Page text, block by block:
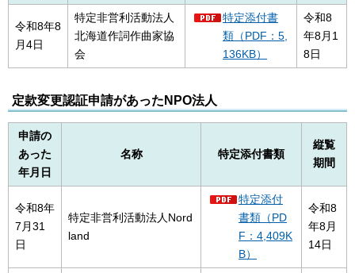
令和8年8
月4日
特定非営利活動法人
北海道作詞作曲家協
会
特定添付書
類（PDF：5,
136KB）
令和8
年8月1
8日
定款変更認証申請があったNPO法人
申請の
あった
年月日
名称 特定添付書類
縦覧
期間
令和8年
7月31
日
特定非営利活動法人Nord
land
特定添付
書類（PD
F：4,409K
B）
令和8
年8月
14日